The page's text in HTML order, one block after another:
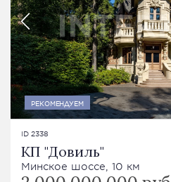
РЕКОМЕНДУЕМ
ID 2338
КП "Довиль"
Минское шоссе, 10 км